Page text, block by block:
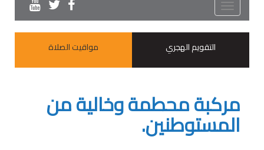
Toggle
navigation
التقويم الهجري
مواقيت الصلاة
مركبة محطمة وخالية من
المستوطنين.